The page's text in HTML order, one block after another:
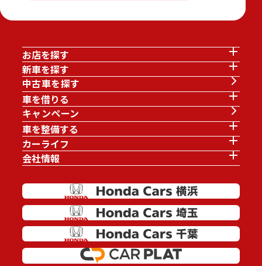
お店を探す
新車を探す
中古車を探す
車を借りる
キャンペーン
車を整備する
カーライフ
会社情報